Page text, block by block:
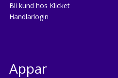
Bli kund hos Klicket
Handlarlogin
Appar